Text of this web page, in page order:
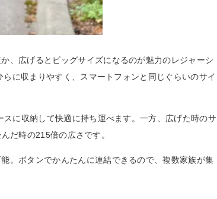
、広げるとビッグサイズになるのが魅力のレジャーシ
に収まりやすく、スマートフォンと同じぐらいのサイ
に収納して快適に持ち運べます。一方、広げた時のサ
だ時の215倍の広さです。
。ボタンでかんたんに連結できるので、複数家族が集